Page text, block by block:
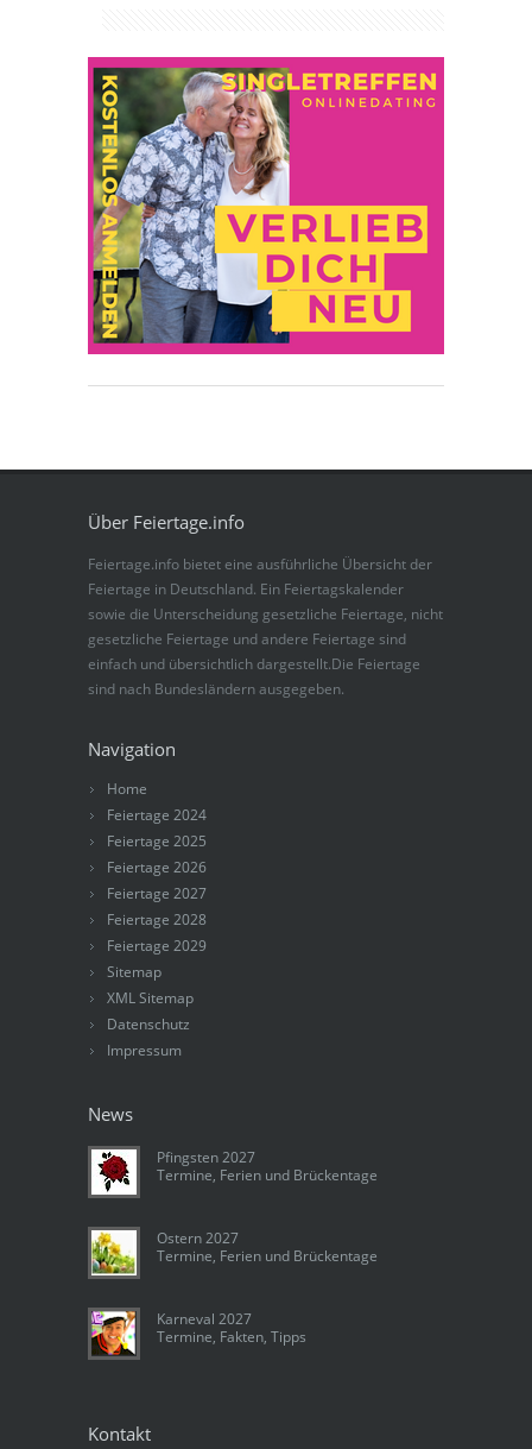
Über Feiertage.info
Feiertage.info bietet eine ausführliche Übersicht der
Feiertage in Deutschland. Ein Feiertagskalender
sowie die Unterscheidung gesetzliche Feiertage, nicht
gesetzliche Feiertage und andere Feiertage sind
einfach und übersichtlich dargestellt.Die Feiertage
sind nach Bundesländern ausgegeben.
Navigation
Home
Feiertage 2024
Feiertage 2025
Feiertage 2026
Feiertage 2027
Feiertage 2028
Feiertage 2029
Sitemap
XML Sitemap
Datenschutz
Impressum
News
Pfingsten 2027
Termine, Ferien und Brückentage
Ostern 2027
Termine, Ferien und Brückentage
Karneval 2027
Termine, Fakten, Tipps
Kontakt